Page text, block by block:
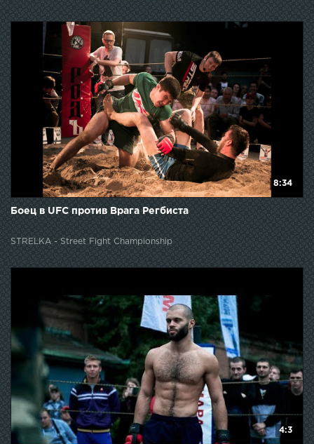
8:34
Боец в UFC против Врага Регбиста
STRELKA - Street Fight Championship
4:3